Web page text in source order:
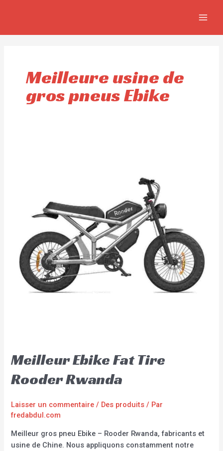
Meilleure usine de
gros pneus Ebike
Meilleur Ebike Fat Tire
Rooder Rwanda
Laisser un commentaire / Des produits / Par
fredabdul.com
Meilleur gros pneu Ebike – Rooder Rwanda, fabricants et
usine de Chine. Nous appliquons constamment notre